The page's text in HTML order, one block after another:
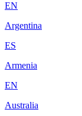
EN
Argentina
ES
Armenia
EN
Australia